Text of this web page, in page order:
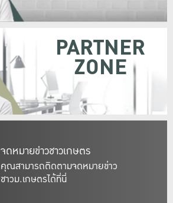
จดหมายข่าวชาวเกษตร
คุณสามารถติดตามจดหมายข่าว
ชาวม.เกษตรได้ที่นี่
PARTNER
ZONE